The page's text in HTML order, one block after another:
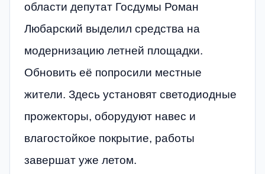
области депутат Госдумы Роман
Любарский выделил средства на
модернизацию летней площадки.
Обновить её попросили местные
жители. Здесь установят светодиодные
прожекторы, оборудуют навес и
влагостойкое покрытие, работы
завершат уже летом.